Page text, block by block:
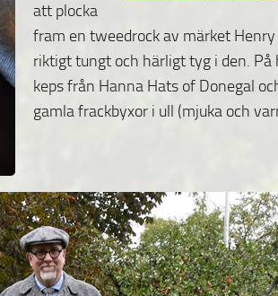
att plocka
fram en tweedrock av märket
riktigt tungt och härligt tyg i den. På
keps från Hanna Hats of Donegal
gamla frackbyxor i ull (mjuka och